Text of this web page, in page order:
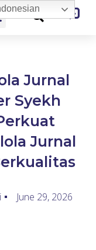
Jurnal
Syekh
Jurnal
June 29, 2026